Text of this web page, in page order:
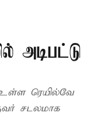
அடிபட்டு
ரெயில்வே
சடலமாக